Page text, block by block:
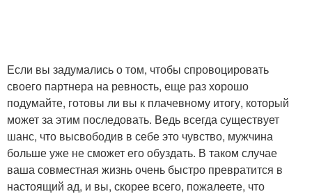
Если вы задумались о том, чтобы спровоцировать
своего партнера на ревность, еще раз хорошо
подумайте, готовы ли вы к плачевному итогу, который
может за этим последовать. Ведь всегда существует
шанс, что высвободив в себе это чувство, мужчина
больше уже не сможет его обуздать. В таком случае
ваша совместная жизнь очень быстро превратится в
настоящий ад, и вы, скорее всего, пожалеете, что